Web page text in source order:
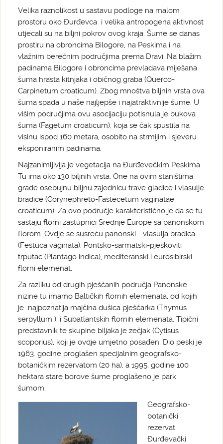
Velika raznolikost u sastavu podloge na malom
prostoru oko Đurđevca i velika antropogena aktivnost
utjecali su na biljni pokrov ovog kraja. Šume se danas
prostiru na obroncima Bilogore, na Peskima i na
vlažnim berečnim područjima prema Dravi. Na blažim
padinama Bilogore i obroncima prevladava miješana
šuma hrasta kitnjaka i običnog graba (Querco-
Carpinetum croaticum). Zbog mnoštva biljnih vrsta ova
šuma spada u naše najljepše i najatraktivnije šume. U
višim područjima ovu asocijaciju potisnula je bukova
šuma (Fagetum croaticum), koja se čak spustila na
visinu ispod 160 metara, osobito na strmijim i sjeveru
eksponiranim padinama.
Najzanimljivija je vegetacija na Đurđevečkim Peskima.
Tu ima oko 130 biljnih vrsta. One na ovim staništima
grade osebujnu biljnu zajednicu trave gladice i vlasulje
bradice (Corynephreto-Fastecetum vaginatae
croaticum). Za ovo područje karakteristično je da se tu
sastaju florni zastupnici Srednje Europe sa panonskom
florom. Ovdje se susreću panonski - vlasulja bradica
(Festuca vaginata), Pontsko-sarmatski-pjeskoviti
trputac (Plantago indica), mediteranski i eurosibirski
florni elemenat.
Za razliku od drugih pješčanih područja Panonske
nizine tu imamo Baltičkih flornih elemenata, od kojih
je najpoznatija majčina dušica pješčarka (Thymus
serpyllum ), i Subatlantskih flornih elemenata. Tipični
predstavnik te skupine biljaka je zečjak (Cytisus
scoporius), koji je ovdje umjetno posađen. Dio peski je
1963. godine proglašen specijalnim geografsko-
botaničkim rezervatom (20 ha), a 1995. godine 100
hektara stare borove šume proglašeno je park
šumom.
Geografsko-
botanički
rezervat
Đurđevački